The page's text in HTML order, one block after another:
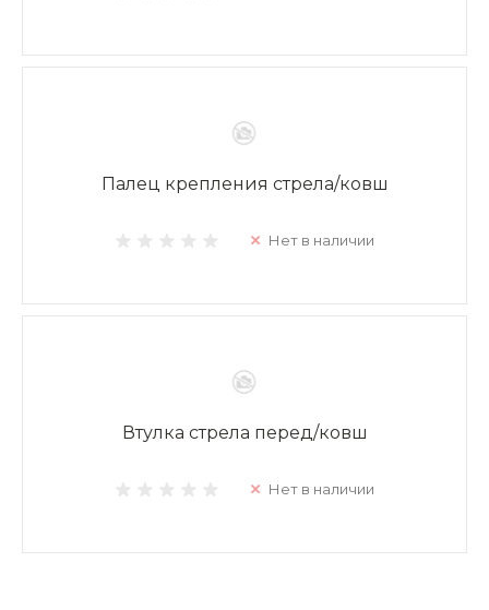
Палец крепления стрела/ковш
Нет в наличии
Втулка стрела перед/ковш
Нет в наличии